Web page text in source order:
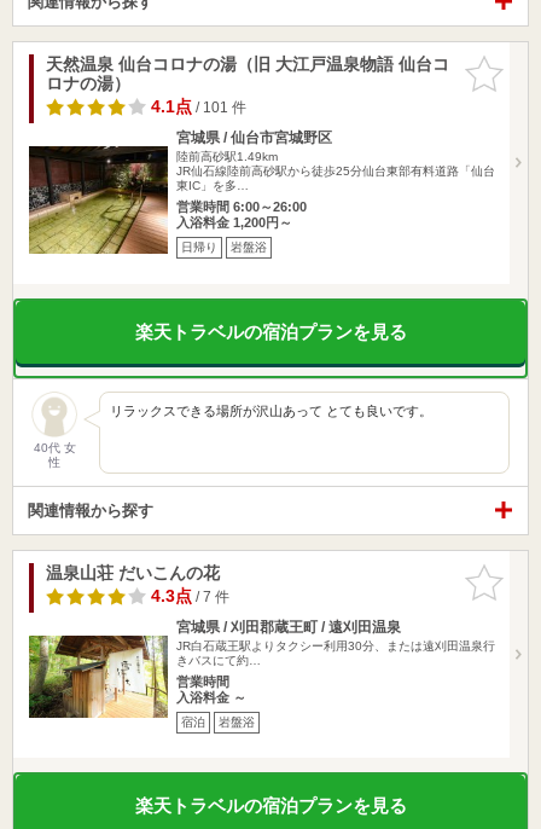
お気に入
りに追加
天然温泉 仙台コロナの湯（旧 大江戸温泉物語 仙台コ
ロナの湯）
4.1点/ 101 件
宮城県 / 仙台市宮城野区
陸前高砂駅1.49km
JR仙石線陸前高砂駅から徒歩25分仙台東部有料道路「仙台
東IC」を多…
営業時間 6:00～26:00
入浴料金 1,200円～
日帰り 岩盤浴
楽天トラベルの宿泊プランを見る
40代 女
性
リラックスできる場所が沢山あって とても良いです。
関連情報から探す
お気に入
りに追加
温泉山荘 だいこんの花
4.3点/ 7 件
宮城県 / 刈田郡蔵王町 / 遠刈田温泉
JR白石蔵王駅よりタクシー利用30分、または遠刈田温泉行
きバスにて約…
営業時間
入浴料金 ～
宿泊 岩盤浴
楽天トラベルの宿泊プランを見る